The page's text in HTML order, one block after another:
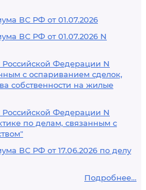
ВС РФ от 01.07.2026
ВС РФ от 01.07.2026 N
Федерации N
с оспариванием сделок,
собственности на жилые
Федерации N
по делам, связанным с
ВС РФ от 17.06.2026 по делу
Подробнее...